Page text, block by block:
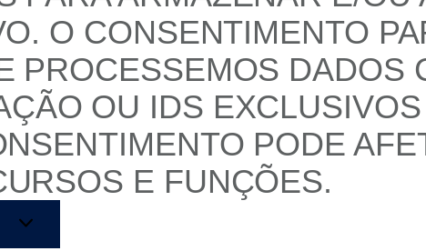
O CONSENTIMENTO
PROCESSEMOS DADOS
OU IDS
PODE
E FUNÇÕES.